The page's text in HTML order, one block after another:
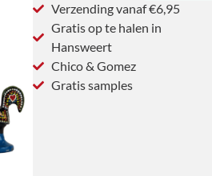
Verzending vanaf €6,95
Gratis op te halen in
Hansweert
Chico & Gomez
Gratis samples